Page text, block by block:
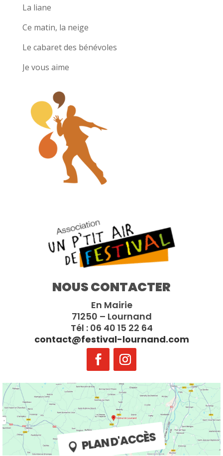
La liane
Ce matin, la neige
Le cabaret des bénévoles
Je vous aime
NOUS CONTACTER
En Mairie
71250 – Lournand
Tél : 06 40 15 22 64
contact@festival-lournand.com
PLAN D'ACCÈS